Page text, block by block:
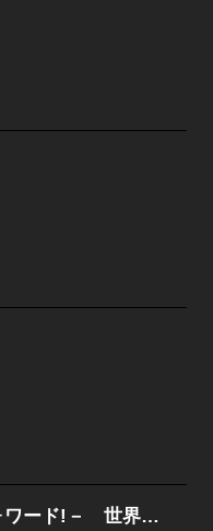
Forward!－フォワード!－ 世界一のサッカー選手に憑依されたので、とりあえずサッカーやってみる。